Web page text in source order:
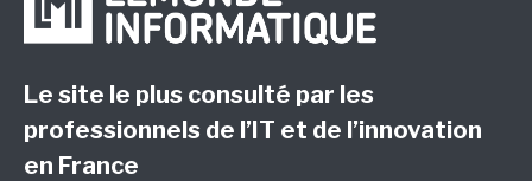
Le site le plus consulté par les
professionnels de l’IT et de l’innovation
en France